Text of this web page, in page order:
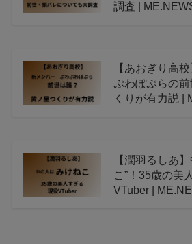
調査 |
【あおぎり高
ぷわぽぷらの
くりが有力説 |
【潤羽るしあ
こ”！35歳の美
VTuber |